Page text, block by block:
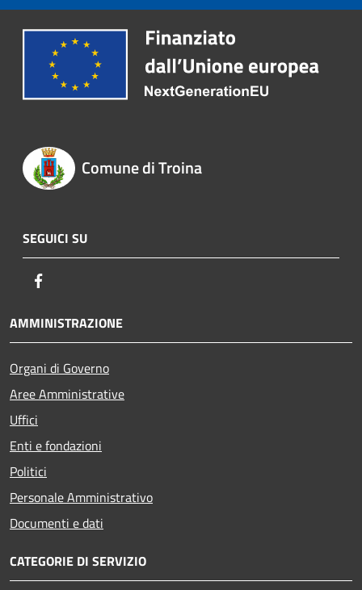
Comune di Troina
SEGUICI SU
AMMINISTRAZIONE
Organi di Governo
Aree Amministrative
Uffici
Enti e fondazioni
Politici
Personale Amministrativo
Documenti e dati
CATEGORIE DI SERVIZIO